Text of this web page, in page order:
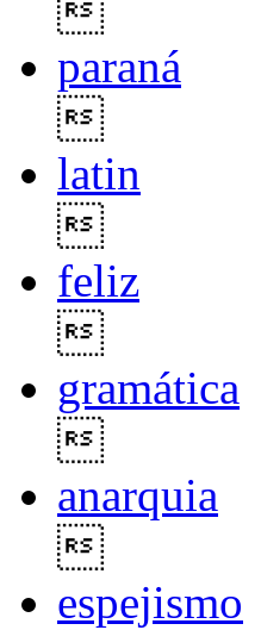
paraná
latin
feliz
gramática
anarquia
espejismo